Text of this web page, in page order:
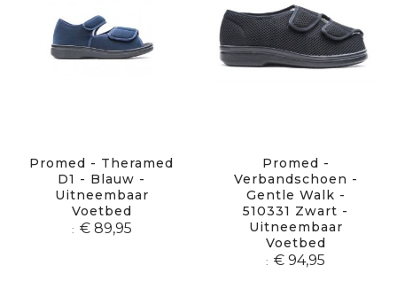
Promed - Theramed
D1 - Blauw -
Uitneembaar
Voetbed
€ 89,95
Promed -
Verbandschoen -
Gentle Walk -
510331 Zwart -
Uitneembaar
Voetbed
€ 94,95